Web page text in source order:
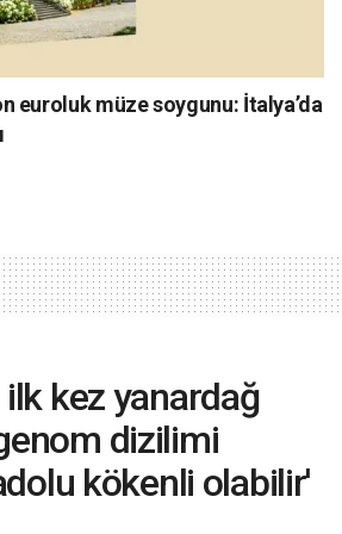
euroluk müze soygunu: İtalya’da
ilk kez yanardağ
dizilimi
kökenli olabilir'